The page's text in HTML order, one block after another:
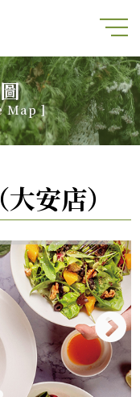
Map]
安店）